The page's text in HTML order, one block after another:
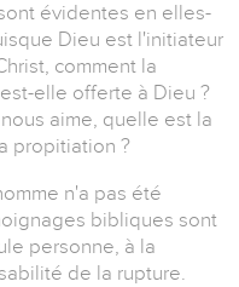
évidentes en elles-
Dieu est l'initiateur
comment la
elle offerte à Dieu ?
aime, quelle est la
propitiation ?
n'a pas été
bibliques sont
personne, à la
de la rupture.